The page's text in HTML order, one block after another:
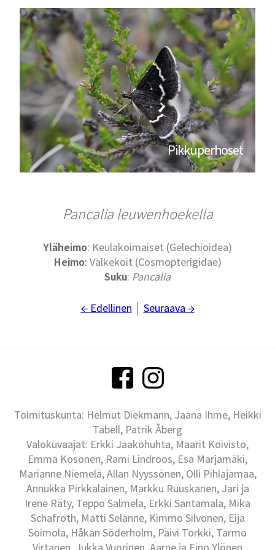
Pikkuperhoset
Pancalia leuwenhoekella
Yläheimo: Keulakoimaiset (Gelechioidea)
Heimo: Välkekoit (Cosmopterigidae)
Suku: Pancalia
← Edellinen Seuraava →
Toimituskunta: Helmut Diekmann, Jaana Ihme, Heikki
Tabell, Patrik Åberg
Valokuvaajat: Erkki Jaakohuhta, Maarit Koivisto,
Emma Kosonen, Rami Lindroos, Esa Marjamäki,
Marianne Niemelä, Allan Nyyssönen, Olli Pihlajamaa,
Annukka Pirkkalainen, Markku Ruuskanen, Jari ja
Irene Räty, Teppo Salmela, Erkki Santamala, Mika
Schafroth, Matti Selänne, Kimmo Silvonen, Eija
Soimola, Håkan Söderholm, Päivi Torkki, Tarmo